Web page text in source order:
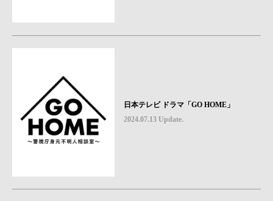
日本テレビ ドラマ「GO HOME」
2024.07.13 Update.